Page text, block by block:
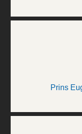
Prins